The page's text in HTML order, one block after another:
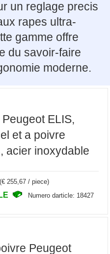
un reglage precis
rapes ultra-
gamme offre
du savoir-faire
moderne.
ELIS,
et a poivre
acier inoxydable
(€ 255,67 / piece)
Numero darticle: 18427
Peugeot